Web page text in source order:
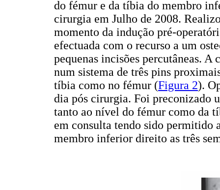
do fémur e da tíbia do membro
cirurgia em Julho de 2008.
momento da indução pré-
efectuada com o recurso a um
pequenas incisões percutâneas. A
num sistema de três pins
tíbia como no fémur (Figura 2).
dia pós cirurgia. Foi preconizado
tanto ao nível do fémur como da
em consulta tendo sido permitido
membro inferior direito as três